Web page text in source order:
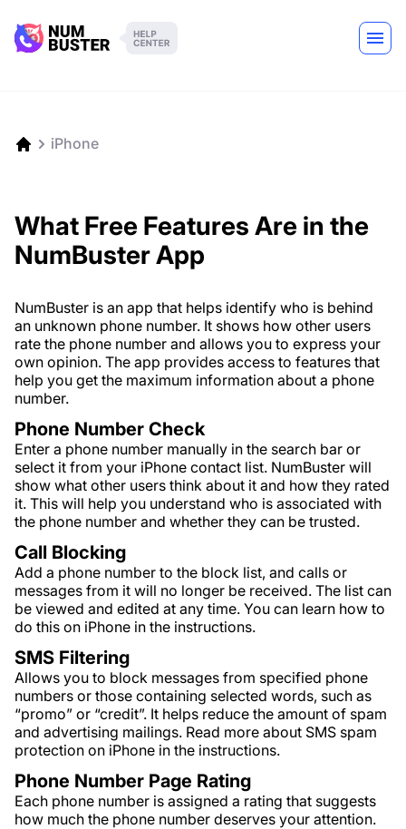
iPhone
What Free Features Are in the
NumBuster App
NumBuster is an app that helps identify who is behind
an unknown phone number. It shows how other users
rate the phone number and allows you to express your
own opinion. The app provides access to features that
help you get the maximum information about a phone
number.
Phone Number Check
Enter a phone number manually in the search bar or
select it from your iPhone contact list. NumBuster will
show what other users think about it and how they rated
it. This will help you understand who is associated with
the phone number and whether they can be trusted.
Call Blocking
Add a phone number to the block list, and calls or
messages from it will no longer be received. The list can
be viewed and edited at any time. You can learn how to
do this on iPhone in the instructions.
SMS Filtering
Allows you to block messages from specified phone
numbers or those containing selected words, such as
“promo” or “credit”. It helps reduce the amount of spam
and advertising mailings. Read more about SMS spam
protection on iPhone in the instructions.
Phone Number Page Rating
Each phone number is assigned a rating that suggests
how much the phone number deserves your attention.